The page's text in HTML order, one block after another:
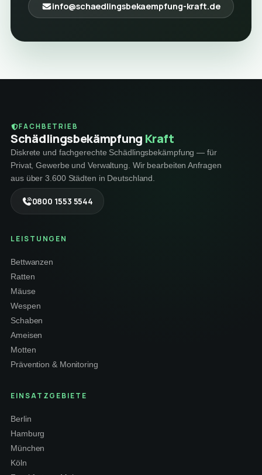
info@schaedlingsbekaempfung-kraft.de
FACHBETRIEB
Schädlings­bekämpfung Kraft
Diskrete und fachgerechte Schädlingsbekämpfung — für
Privat, Gewerbe und Verwaltung. Wir bearbeiten Anfragen
aus über 3.600 Städten in Deutschland.
0800 1553 5544
LEISTUNGEN
Bettwanzen
Ratten
Mäuse
Wespen
Schaben
Ameisen
Motten
Prävention & Monitoring
EINSATZGEBIETE
Berlin
Hamburg
München
Köln